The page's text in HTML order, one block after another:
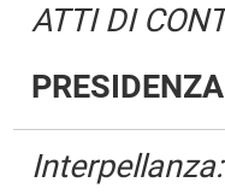
ATTI DI
Interpellanza: